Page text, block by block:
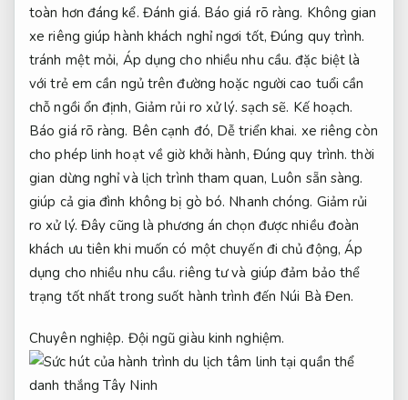
toàn hơn đáng kể. Đánh giá. Báo giá rõ ràng. Không gian
xe riêng giúp hành khách nghỉ ngơi tốt,Đúng quy trình.
tránh mệt mỏi, Áp dụng cho nhiều nhu cầu. đặc biệt là
với trẻ em cần ngủ trên đường hoặc người cao tuổi cần
chỗ ngồi ổn định, Giảm rủi ro xử lý. sạch sẽ. Kế hoạch.
Báo giá rõ ràng. Bên cạnh đó, Dễ triển khai. xe riêng còn
cho phép linh hoạt về giờ khởi hành, Đúng quy trình. thời
gian dừng nghỉ và lịch trình tham quan, Luôn sẵn sàng.
giúp cả gia đình không bị gò bó. Nhanh chóng. Giảm rủi
ro xử lý. Đây cũng là phương án chọn được nhiều đoàn
khách ưu tiên khi muốn có một chuyến đi chủ động,Áp
dụng cho nhiều nhu cầu. riêng tư và giúp đảm bảo thể
trạng tốt nhất trong suốt hành trình đến Núi Bà Đen.
Chuyên nghiệp. Đội ngũ giàu kinh nghiệm.